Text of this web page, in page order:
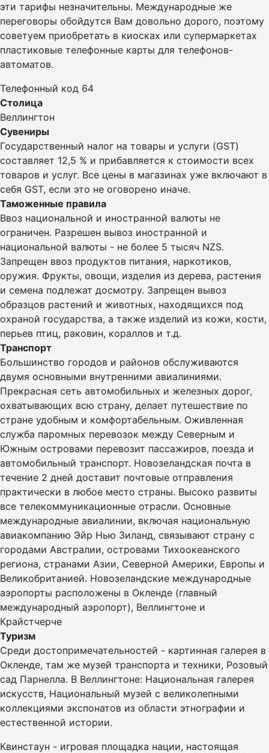
эти тарифы незначительны. Международные же
переговоры обойдутся Вам довольно дорого, поэтому
советуем приобретать в киосках или супермаркетах
пластиковые телефонные карты для телефонов-
автоматов.
Телефонный код 64
Столица
Веллингтон
Сувениры
Государственный налог на товары и услуги (GST)
составляет 12,5 % и прибавляется к стоимости всех
товаров и услуг. Все цены в магазинах уже включают в
себя GST, если это не оговорено иначе.
Таможенные правила
Ввоз национальной и иностранной валюты не
ограничен. Разрешен вывоз иностранной и
национальной валюты - не более 5 тысяч NZS.
Запрещен ввоз продуктов питания, наркотиков,
оружия. Фрукты, овощи, изделия из дерева, растения
и семена подлежат досмотру. Запрещен вывоз
образцов растений и животных, находящихся под
охраной государства, а также изделий из кожи, кости,
перьев птиц, раковин, кораллов и т.д.
Транспорт
Большинство городов и районов обслуживаются
двумя основными внутренними авиалиниями.
Прекрасная сеть автомобильных и железных дорог,
охватывающих всю страну, делает путешествие по
стране удобным и комфортабельным. Оживленная
служба паромных перевозок между Северным и
Южным островами перевозит пассажиров, поезда и
автомобильный транспорт. Новозеландская почта в
течение 2 дней доставит почтовые отправления
практически в любое место страны. Высоко развиты
все телекоммуникационные отрасли. Основные
международные авиалинии, включая национальную
авиакомпанию Эйр Нью Зиланд, связывают страну с
городами Австралии, островами Тихоокеанского
региона, странами Азии, Северной Америки, Европы и
Великобританией. Новозеландские международные
аэропорты расположены в Окленде (главный
международный аэропорт), Веллингтоне и
Крайстчерче
Туризм
Среди достопримечательностей - картинная галерея в
Окленде, там же музей транспорта и техники, Розовый
сад Парнелла. В Веллингтоне: Национальная галерея
искусств, Национальный музей с великолепными
коллекциями экспонатов из области этнографии и
естественной истории.
Квинстаун - игровая площадка нации, настоящая